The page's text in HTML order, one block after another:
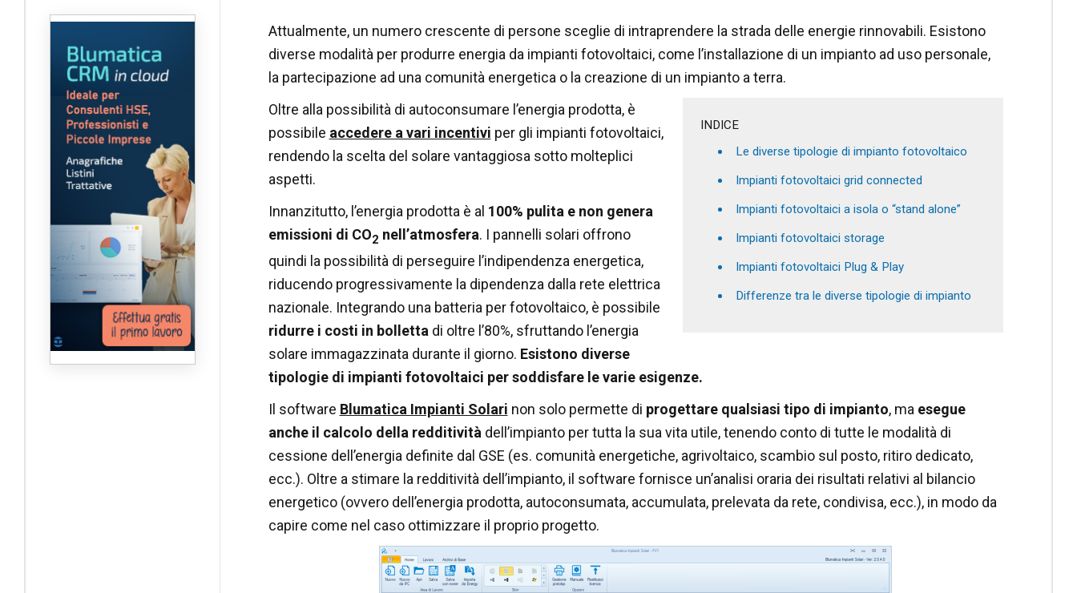
Attualmente, un numero crescente di persone sceglie di intraprendere la strada delle energie rinnovabili. Esistono
diverse modalità per produrre energia da impianti fotovoltaici, come l’installazione di un impianto ad uso personale,
la partecipazione ad una comunità energetica o la creazione di un impianto a terra.
INDICE
Le diverse tipologie di impianto fotovoltaico
Impianti fotovoltaici grid connected
Impianti fotovoltaici a isola o “stand alone”
Impianti fotovoltaici storage
Impianti fotovoltaici Plug & Play
Differenze tra le diverse tipologie di impianto
Oltre alla possibilità di autoconsumare l’energia prodotta, è
possibile accedere a vari incentivi per gli impianti fotovoltaici,
rendendo la scelta del solare vantaggiosa sotto molteplici
aspetti.
Innanzitutto, l’energia prodotta è al 100% pulita e non genera
emissioni di CO2 nell’atmosfera. I pannelli solari offrono
quindi la possibilità di perseguire l’indipendenza energetica,
riducendo progressivamente la dipendenza dalla rete elettrica
nazionale. Integrando una batteria per fotovoltaico, è possibile
ridurre i costi in bolletta di oltre l’80%, sfruttando l’energia
solare immagazzinata durante il giorno. Esistono diverse
tipologie di impianti fotovoltaici per soddisfare le varie esigenze.
Il software Blumatica Impianti Solari non solo permette di progettare qualsiasi tipo di impianto, ma esegue
anche il calcolo della redditività dell’impianto per tutta la sua vita utile, tenendo conto di tutte le modalità di
cessione dell’energia definite dal GSE (es. comunità energetiche, agrivoltaico, scambio sul posto, ritiro dedicato,
ecc.). Oltre a stimare la redditività dell’impianto, il software fornisce un’analisi oraria dei risultati relativi al bilancio
energetico (ovvero dell’energia prodotta, autoconsumata, accumulata, prelevata da rete, condivisa, ecc.), in modo da
capire come nel caso ottimizzare il proprio progetto.